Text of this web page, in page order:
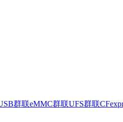
群联eMMC群联UFS群联